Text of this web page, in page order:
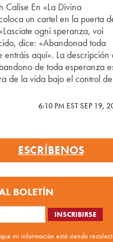
Calise En «La Divina
un cartel en la puerta
ogni speranza, voi
dice: «Abandonad toda
entráis aquí». La descripción
de toda esperanza
de la vida bajo el control de
6:10 PM EST SEP 19,
ESCRÍBENOS
BOLETÍN
mi información está siendo